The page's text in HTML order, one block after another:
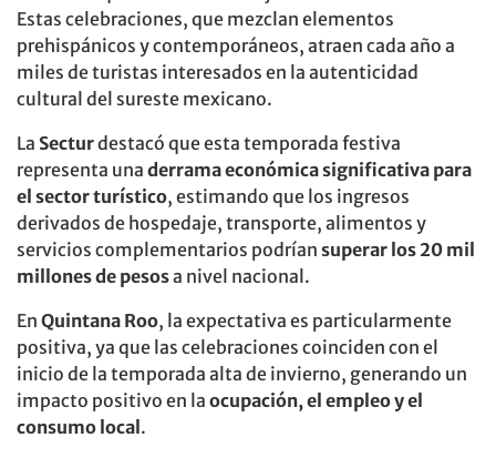
Estas celebraciones, que mezclan elementos
prehispánicos y contemporáneos, atraen cada año a
miles de turistas interesados en la autenticidad
cultural del sureste mexicano.
La Secturdestacó que esta temporada festiva
representa una derrama económica significativa para
el sector turístico, estimando que los ingresos
derivados de hospedaje, transporte, alimentos y
servicios complementarios podrían superar los 20 mil
millones de pesosa nivel nacional.
En Quintana Roo, la expectativa es particularmente
positiva, ya que las celebraciones coinciden con el
inicio de la temporada alta de invierno, generando un
impacto positivo en la ocupación, el empleo y el
consumo local .